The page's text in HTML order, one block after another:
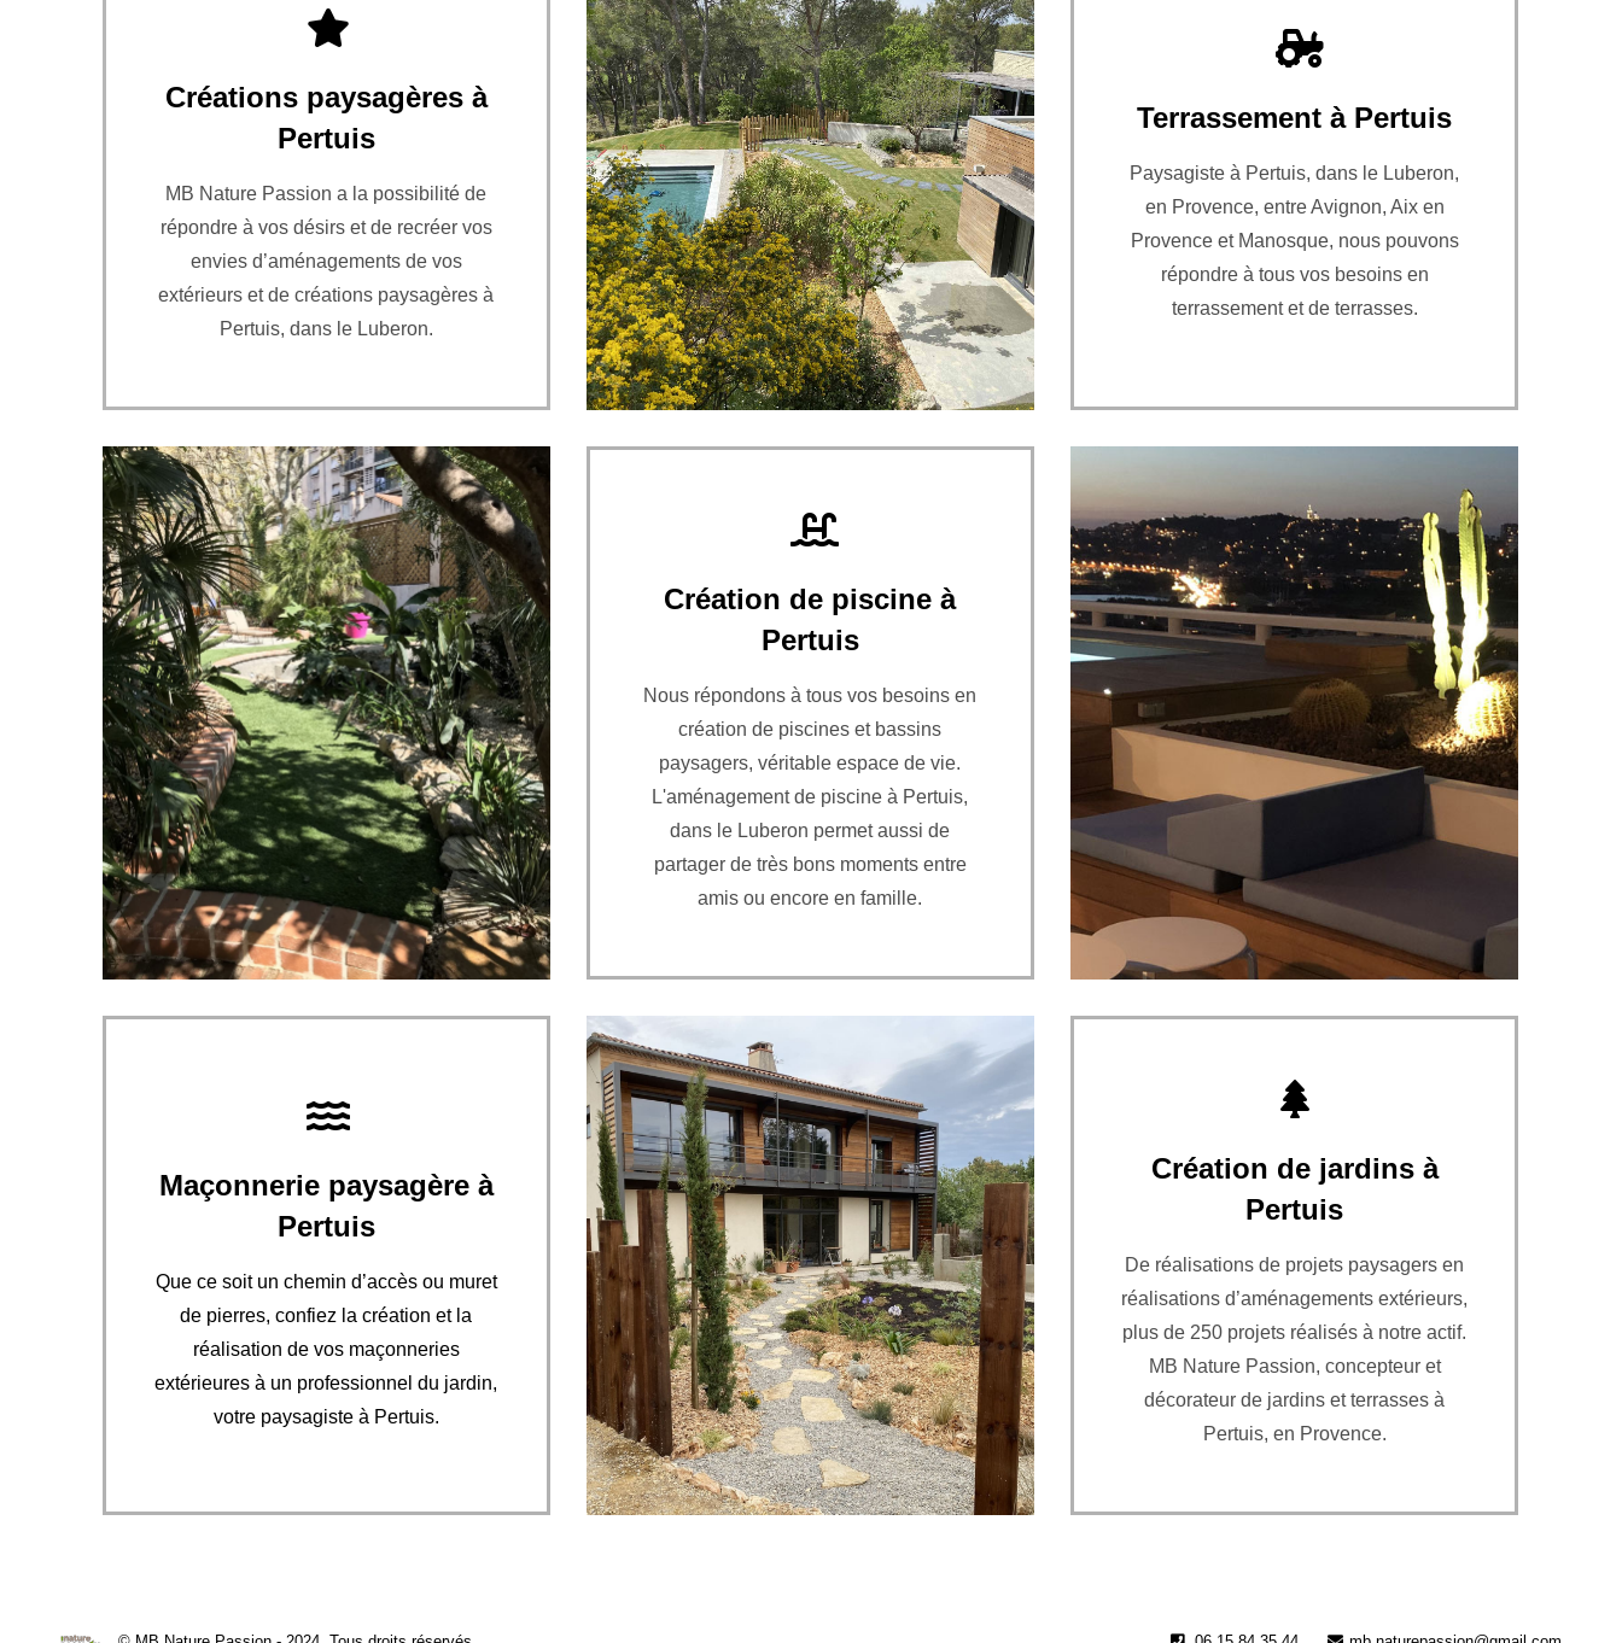
Créations paysagères à
Pertuis
MB Nature Passion a la possibilité de
répondre à vos désirs et de recréer vos
envies d’aménagements de vos
extérieurs et de créations paysagères à
Pertuis, dans le Luberon.
Terrassement à Pertuis
Paysagiste à Pertuis, dans le Luberon,
en Provence, entre Avignon, Aix en
Provence et Manosque, nous pouvons
répondre à tous vos besoins en
terrassement et de terrasses.
Création de piscine à
Pertuis
Nous répondons à tous vos besoins en
création de piscines et bassins
paysagers, véritable espace de vie.
L'aménagement de piscine à Pertuis,
dans le Luberon permet aussi de
partager de très bons moments entre
amis ou encore en famille.
Maçonnerie paysagère à
Pertuis
Que ce soit un chemin d’accès ou muret
de pierres, confiez la création et la
réalisation de vos maçonneries
extérieures à un professionnel du jardin,
votre paysagiste à Pertuis.
Création de jardins à
Pertuis
De réalisations de projets paysagers en
réalisations d’aménagements extérieurs,
plus de 250 projets réalisés à notre actif.
MB Nature Passion, concepteur et
décorateur de jardins et terrasses à
Pertuis, en Provence.